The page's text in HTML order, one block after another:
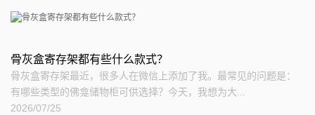
骨灰盒寄存架都有些什么款式？
骨灰盒寄存架最近，很多人在微信上添加了我。最常见的问题是：
有哪些类型的佛龛储物柜可供选择？今天，我想为大...
2026/07/25